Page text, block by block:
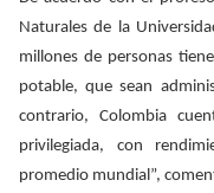
Naturales de la
millones de personas
potable, que sean
contrario, Colombia
privilegiada, con
promedio mundial”,